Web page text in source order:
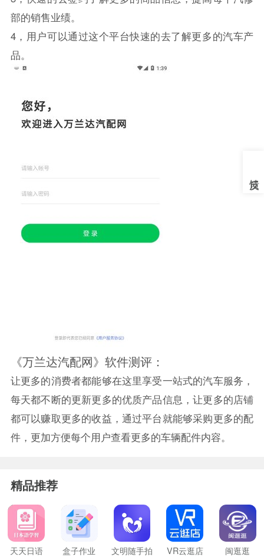
部的销售业绩。
4，用户可以通过这个平台快速的去了解更多的汽车产
品。
《万兰达汽配网》软件测评：
让更多的消费者都能够在这里享受一站式的汽车服务，
每天都不断的更新更多的优质产品信息，让更多的店铺
都可以赚取更多的收益，通过平台就能够采购更多的配
件，更加方便每个用户查看更多的车辆配件内容。
精品推荐
天天日语 盒子作业 文明随手拍 VR云逛店 闽逛逛